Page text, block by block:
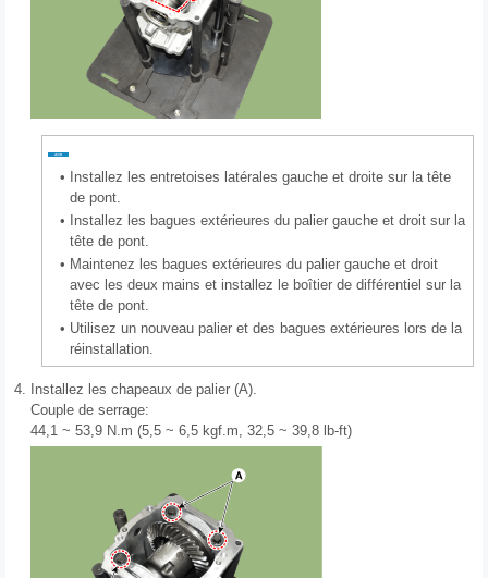
•
Installez les entretoises latérales gauche et droite sur la tête
de pont.
•
Installez les bagues extérieures du palier gauche et droit sur la
tête de pont.
• Maintenez les bagues extérieures du palier gauche et droit
avec les deux mains et installez le boîtier de différentiel sur la
tête de pont.
• Utilisez un nouveau palier et des bagues extérieures lors de la
réinstallation.
4.
Installez les chapeaux de palier (A).
Couple de serrage:
44,1 ~ 53,9 N.m (5,5 ~ 6,5 kgf.m, 32,5 ~ 39,8 lb-ft)